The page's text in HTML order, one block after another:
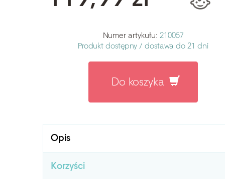
Numer artykułu: 210057
Produkt dostępny / dostawa do 21 dni
Do koszyka
Opis
Korzyści